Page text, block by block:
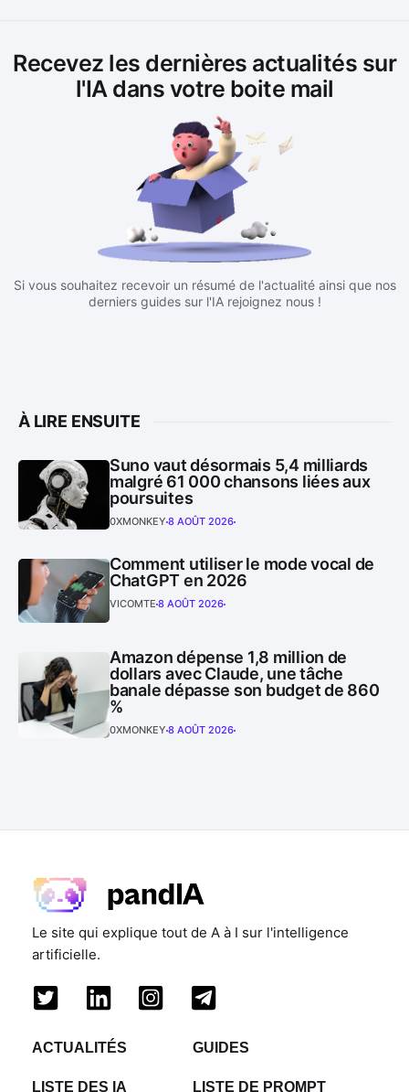
Recevez les dernières actualités sur
l'IA dans votre boite mail
Si vous souhaitez recevoir un résumé de l'actualité ainsi que nos
derniers guides sur l'IA rejoignez nous !
À LIRE ENSUITE
Suno vaut désormais 5,4 milliards
malgré 61 000 chansons liées aux
poursuites
0XMONKEY 8 AOÛT 2026
Comment utiliser le mode vocal de
ChatGPT en 2026
VICOMTE 8 AOÛT 2026
Amazon dépense 1,8 million de
dollars avec Claude, une tâche
banale dépasse son budget de 860
%
0XMONKEY 8 AOÛT 2026
Le site qui explique tout de A à I sur l'intelligence
artificielle.
ACTUALITÉS GUIDES
LISTE DES IA LISTE DE PROMPT